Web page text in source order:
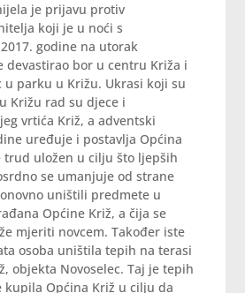
je prijavu protiv
koji je u noći s
godine na utorak
devastirao bor u centru Križa i
u parku u Križu. Ukrasi koji su
Križu rad su djece i
vrtića Križ, a adventski
uređuje i postavlja Općina
trud uložen u cilju što ljepših
se umanjuje od strane
uništili predmete u
Općine Križ, a čija se
mjeriti novcem. Također iste
osoba uništila tepih na terasi
objekta Novoselec. Taj je tepih
kupila Općina Križ u cilju da